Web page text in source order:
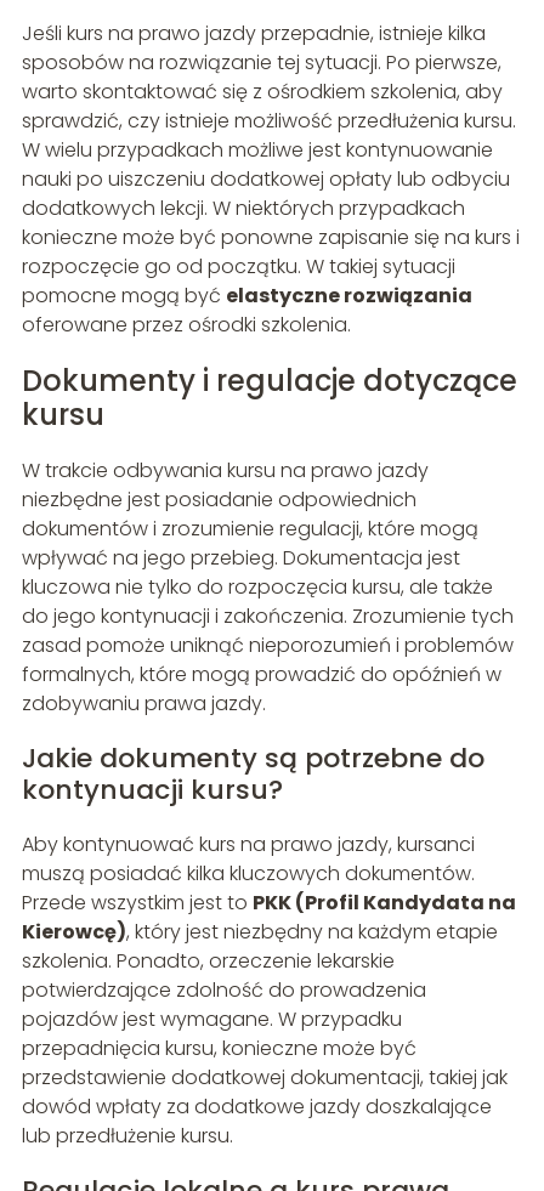
Jeśli kurs na prawo jazdy przepadnie, istnieje kilka
sposobów na rozwiązanie tej sytuacji. Po pierwsze,
warto skontaktować się z ośrodkiem szkolenia, aby
sprawdzić, czy istnieje możliwość przedłużenia kursu.
W wielu przypadkach możliwe jest kontynuowanie
nauki po uiszczeniu dodatkowej opłaty lub odbyciu
dodatkowych lekcji. W niektórych przypadkach
konieczne może być ponowne zapisanie się na kurs i
rozpoczęcie go od początku. W takiej sytuacji
pomocne mogą być elastyczne rozwiązania
oferowane przez ośrodki szkolenia.
Dokumenty i regulacje dotyczące
kursu
W trakcie odbywania kursu na prawo jazdy
niezbędne jest posiadanie odpowiednich
dokumentów i zrozumienie regulacji, które mogą
wpływać na jego przebieg. Dokumentacja jest
kluczowa nie tylko do rozpoczęcia kursu, ale także
do jego kontynuacji i zakończenia. Zrozumienie tych
zasad pomoże uniknąć nieporozumień i problemów
formalnych, które mogą prowadzić do opóźnień w
zdobywaniu prawa jazdy.
Jakie dokumenty są potrzebne do
kontynuacji kursu?
Aby kontynuować kurs na prawo jazdy, kursanci
muszą posiadać kilka kluczowych dokumentów.
Przede wszystkim jest to PKK (Profil Kandydata na
Kierowcę), który jest niezbędny na każdym etapie
szkolenia. Ponadto, orzeczenie lekarskie
potwierdzające zdolność do prowadzenia
pojazdów jest wymagane. W przypadku
przepadnięcia kursu, konieczne może być
przedstawienie dodatkowej dokumentacji, takiej jak
dowód wpłaty za dodatkowe jazdy doszkalające
lub przedłużenie kursu.